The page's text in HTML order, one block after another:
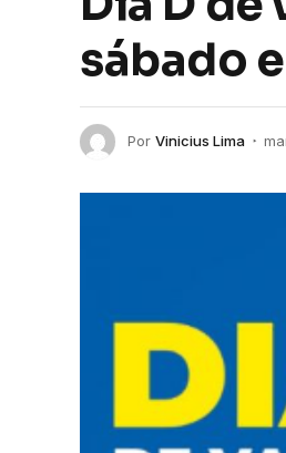
sábado
Por Vinicius Lima